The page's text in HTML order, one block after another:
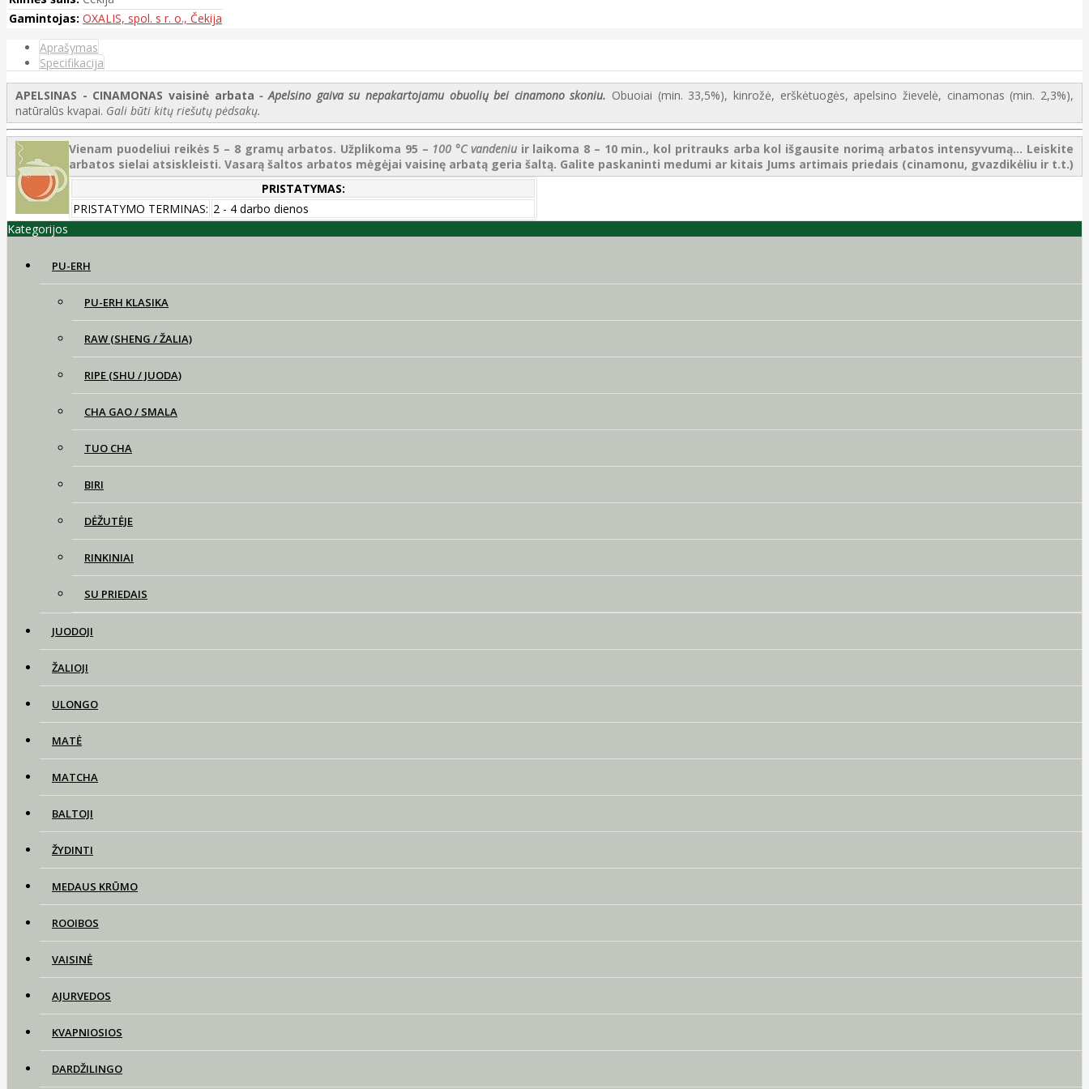
Gamintojas: OXALIS, spol. s r. o., Čekija
Aprašymas
Specifikacija
APELSINAS - CINAMONAS vaisinė arbata- Apelsino gaiva su nepakartojamu obuolių bei cinamono skoniu. Obuoiai (min. 33,5%), kinrožė, erškėtuogės, apelsino žievelė, cinamonas (min. 2,3%),
natūralūs kvapai. Gali būti kitų riešutų pėdsakų.
Vienam puodeliui reikės 5 – 8 gramų arbatos. Užplikoma 95 – 100 °C vandeniuir laikoma 8 – 10 min., kol pritrauks arba kol išgausite norimą arbatos intensyvumą... Leiskite
arbatos sielai atsiskleisti. Vasarą šaltos arbatos mėgėjai vaisinę arbatą geria šaltą. Galite paskaninti medumi ar kitais Jums artimais priedais (cinamonu, gvazdikėliu ir t.t.)
PRISTATYMAS:
PRISTATYMO TERMINAS: 2 - 4 darbo dienos
Kategorijos
PU-ERH
PU-ERH KLASIKA
RAW (SHENG / ŽALIA)
RIPE (SHU / JUODA)
CHA GAO / SMALA
TUO CHA
BIRI
DĖŽUTĖJE
RINKINIAI
SU PRIEDAIS
JUODOJI
ŽALIOJI
ULONGO
MATĖ
MATCHA
BALTOJI
ŽYDINTI
MEDAUS KRŪMO
ROOIBOS
VAISINĖ
AJURVEDOS
KVAPNIOSIOS
DARDŽILINGO